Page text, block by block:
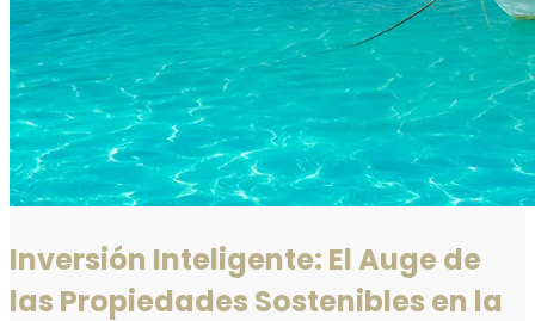
Inversión Inteligente: El Auge de
las Propiedades Sostenibles en la